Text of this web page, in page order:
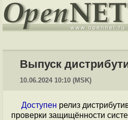
Выпуск
10.06.2024 10:10 (MSK)
Доступен релиз
проверки защищённости